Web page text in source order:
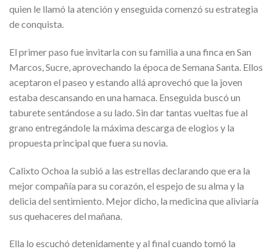
quien le llamó la atención y enseguida comenzó su estrategia
de conquista.
El primer paso fue invitarla con su familia a una finca en San
Marcos, Sucre, aprovechando la época de Semana Santa. Ellos
aceptaron el paseo y estando allá aprovechó que la joven
estaba descansando en una hamaca. Enseguida buscó un
taburete sentándose a su lado. Sin dar tantas vueltas fue al
grano entregándole la máxima descarga de elogios y la
propuesta principal que fuera su novia.
Calixto Ochoa la subió a las estrellas declarando que era la
mejor compañía para su corazón, el espejo de su alma y la
delicia del sentimiento. Mejor dicho, la medicina que aliviaría
sus quehaceres del mañana.
Ella lo escuchó detenidamente y al final cuando tomó la